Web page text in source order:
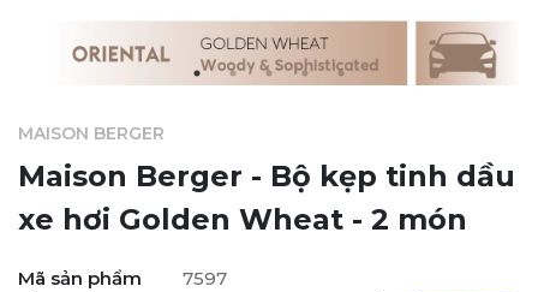
MAISON BERGER
Maison Berger - Bộ kẹp tinh dầu
xe hơi Golden Wheat - 2 món
Mã sản phẩm
7597